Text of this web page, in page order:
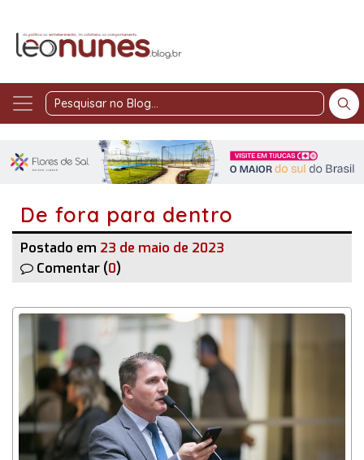
Pesquisar
Blog
De fora para dentro
Postado em 23 de maio de 2023
Comentar (0)